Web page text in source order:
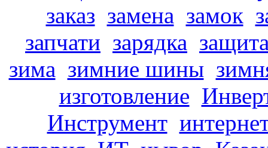
заказ замена замок
запчати зарядка
зима зимние шины
изготовление
Инструмент